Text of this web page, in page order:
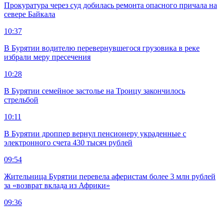
Прокуратура через суд добилась ремонта опасного причала на
севере Байкала
10:37
В Бурятии водителю перевернувшегося грузовика в реке
избрали меру пресечения
10:28
В Бурятии семейное застолье на Троицу закончилось
стрельбой
10:11
В Бурятии дроппер вернул пенсионеру украденные с
электронного счета 430 тысяч рублей
09:54
Жительница Бурятии перевела аферистам более 3 млн рублей
за «возврат вклада из Африки»
09:36